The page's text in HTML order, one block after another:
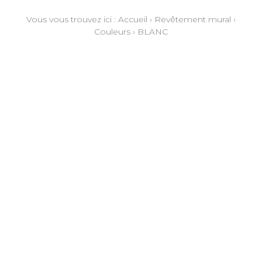
Vous vous trouvez ici : Accueil › Revêtement mural ›
Couleurs › BLANC